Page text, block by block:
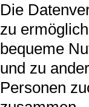
Die
zu
bequeme
und zu
Personen